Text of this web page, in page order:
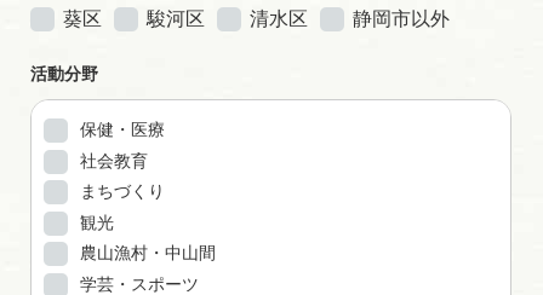
葵区 駿河区 清水区 静岡市以外
活動分野
保健・医療
社会教育
まちづくり
観光
農山漁村・中山間
学芸・スポーツ